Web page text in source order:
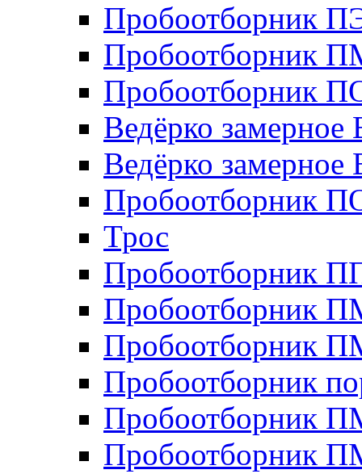
Пробоотборник
Пробоотборник
Пробоотборник
Ведёрко замерное
Ведёрко замерное
Пробоотборник
Трос
Пробоотборник
Пробоотборник
Пробоотборник
Пробоотборник
Пробоотборник